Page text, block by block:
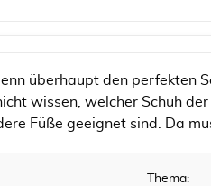
überhaupt den perfekten
wissen, welcher Schuh
Füße geeignet sind. Da
Thema: